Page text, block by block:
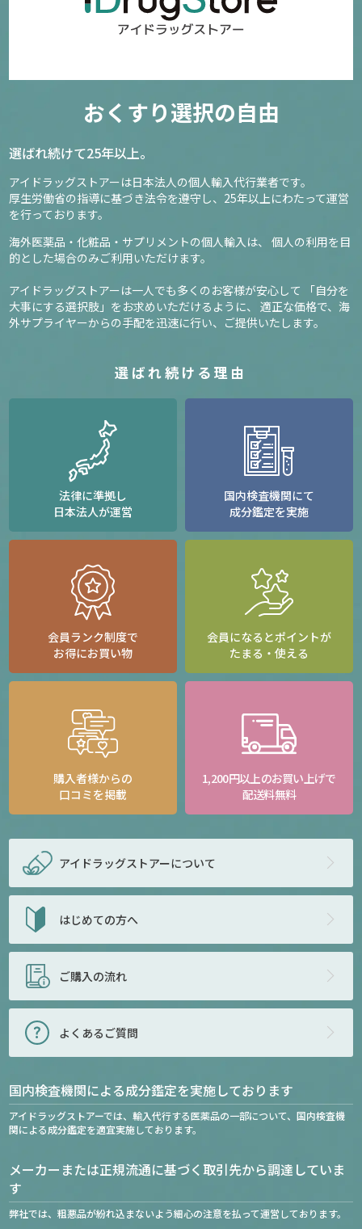
おくすり選択の自由
選ばれ続けて25年以上。
アイドラッグストアーは日本法人の個人輸入代行業者です。
厚生労働省の指導に基づき法令を遵守し、 25年以上にわたって運営
を行っております。
海外医薬品・化粧品・サプリメントの個人輸入は、
個人の利用を目
的とした場合のみご利用いただけます。
アイドラッグストアーは一人でも多くのお客様が安心して
「自分を
大事にする選択肢」をお求めいただけるように、
適正な価格で、海
外サプライヤーからの手配を迅速に行い、ご提供いたします。
選ばれ続ける理由
法律に準拠し
日本法人が運営
国内検査機関にて
成分鑑定を実施
会員ランク制度で
お得にお買い物
会員になるとポイントが
たまる・使える
購入者様からの
口コミを掲載
1,200円以上のお買い上げで
配送料無料
アイドラッグストアーについて
はじめての方へ
ご購入の流れ
よくあるご質問
国内検査機関による成分鑑定を実施しております
アイドラッグストアーでは、輸入代行する医薬品の一部について、国内検査機
関による成分鑑定を適宜実施しております。
メーカーまたは正規流通に基づく取引先から調達していま
す
弊社では、粗悪品が紛れ込まないよう細心の注意を払って運営しております。